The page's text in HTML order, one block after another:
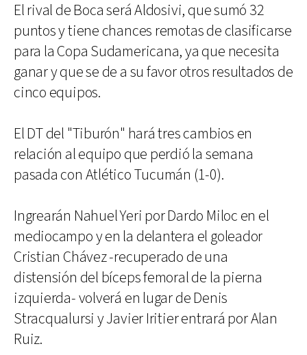
El rival de Boca será Aldosivi, que sumó 32
puntos y tiene chances remotas de clasificarse
para la Copa Sudamericana, ya que necesita
ganar y que se de a su favor otros resultados de
cinco equipos.
El DT del "Tiburón" hará tres cambios en
relación al equipo que perdió la semana
pasada con Atlético Tucumán (1-0).
Ingrearán Nahuel Yeri por Dardo Miloc en el
mediocampo y en la delantera el goleador
Cristian Chávez -recuperado de una
distensión del bíceps femoral de la pierna
izquierda- volverá en lugar de Denis
Stracqualursi y Javier Iritier entrará por Alan
Ruiz.